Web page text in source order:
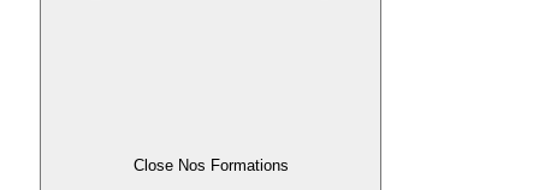
Close Nos Formations